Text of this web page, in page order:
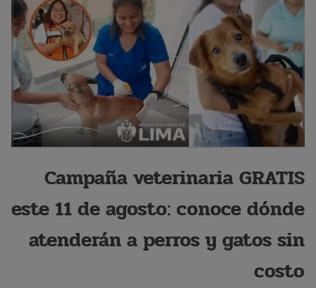
Campaña veterinaria GRATIS
este 11 de agosto: conoce dónde
atenderán a perros y gatos sin
costo